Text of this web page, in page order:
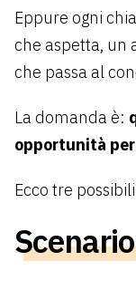
Eppure ogni
che aspetta, un
che passa al
La domanda è:
opportunità
Ecco tre